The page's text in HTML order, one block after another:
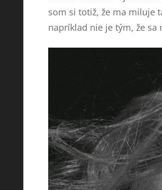
som si totiž, že ma miluje
napríklad nie je tým, že